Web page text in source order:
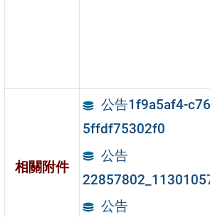
相關附件
公告1f9a5af4-
5ffdf75302f0
公告
公告